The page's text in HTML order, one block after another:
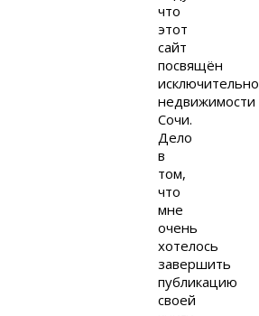
что
этот
сайт
посвящён
исключительно
недвижимости
Сочи.
Дело
в
том,
что
мне
очень
хотелось
завершить
публикацию
своей